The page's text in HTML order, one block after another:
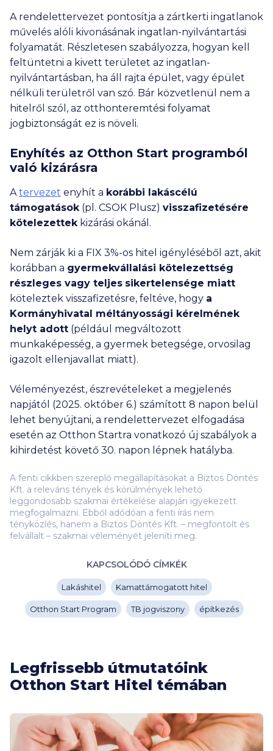
A rendelettervezet pontosítja a zártkerti ingatlanok
művelés alóli kivonásának ingatlan-nyilvántartási
folyamatát. Részletesen szabályozza, hogyan kell
feltüntetni a kivett területet az ingatlan-
nyilvántartásban, ha áll rajta épület, vagy épület
nélküli területről van szó. Bár közvetlenül nem a
hitelről szól, az otthonteremtési folyamat
jogbiztonságát ez is növeli.
Enyhítés az Otthon Start programból
való kizárásra
Atervezet enyhít a korábbi lakáscélú
támogatások(pl. CSOK Plusz) visszafizetésére
kötelezettekkizárási okánál.
Nem zárják ki a FIX 3%-os hitel igényléséből azt, akit
korábban a gyermekvállalási kötelezettség
részleges vagy teljes sikertelensége miatt
köteleztek visszafizetésre, feltéve, hogy a
Kormányhivatal méltányossági kérelmének
helyt adott (például megváltozott
munkaképesség, a gyermek betegsége, orvosilag
igazolt ellenjavallat miatt).
Véleményezést, észrevételeket a megjelenés
napjától (2025. október 6.) számított 8 napon belül
lehet benyújtani, a rendelettervezet elfogadása
esetén az Otthon Startra vonatkozó új szabályok a
kihirdetést követő 30. napon lépnek hatályba.
A fenti cikkben szereplő megállapításokat a Biztos Döntés
Kft. a releváns tények és körülmények lehető
leggondosabb szakmai értékelése alapján igyekezett
megfogalmazni. Ebből adódóan a fenti írás nem
tényközlés, hanem a Biztos Döntés Kft. – megfontolt és
felvállalt – szakmai véleményét jeleníti meg.
KAPCSOLÓDÓ CÍMKÉK
Lakáshitel Kamattámogatott hitel
Otthon Start Program TB jogviszony építkezés
Legfrissebb útmutatóink
Otthon Start Hitel témában